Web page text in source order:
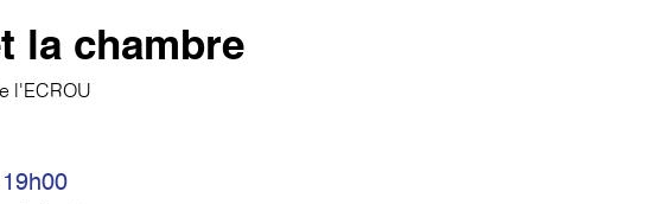
la chambre
l'ECROU